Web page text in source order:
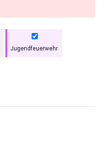
Jugendfeuerwehr